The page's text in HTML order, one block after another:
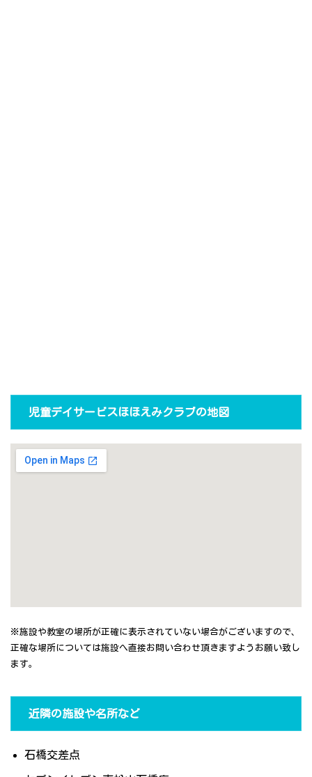
児童デイサービスほほえみクラブの地図
※施設や教室の場所が正確に表示されていない場合がございますので、
正確な場所については施設へ直接お問い合わせ頂きますようお願い致し
ます。
近隣の施設や名所など
石橋交差点